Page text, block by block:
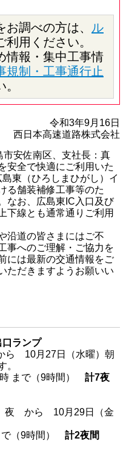
調べの方は、 ル
利用ください。
情報・集中工事情
規制・工事通行止
令和3年9月16日
西日本高速道路株式会社
安佐南区、支社長：真
安全で快適にご利用いた
東（ひろしまひがし）イ
る舗装補修工事等のた
なお、広島東IC入口及び
下線とも通常通りご利用
沿道の皆さまにはご不
事へのご理解・ご協力を
には最新の交通情報をご
ただきますようお願いい
ランプ
ら 10月27日（水曜）朝
。
まで（9時間） 計7夜
夜 から 10月29日（金
で（9時間） 計2夜間